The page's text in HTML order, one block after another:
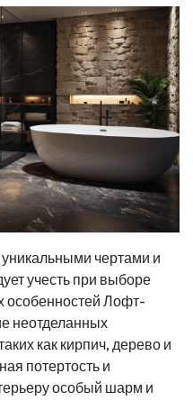
чертами и
учесть при выборе
особенностей Лофт-
неотделанных
как кирпич, дерево и
потертость и
особый шарм и